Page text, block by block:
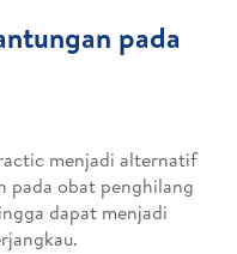
pada
menjadi alternatif
pada obat penghilang
dapat menjadi